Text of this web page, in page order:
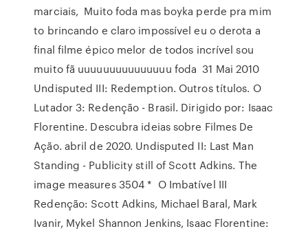
marciais, Muito foda mas boyka perde pra mim
to brincando e claro impossível eu o derota a
final filme épico melor de todos incrível sou
muito fã uuuuuuuuuuuuuuu foda 31 Mai 2010
Undisputed III: Redemption. Outros títulos. O
Lutador 3: Redenção - Brasil. Dirigido por: Isaac
Florentine. Descubra ideias sobre Filmes De
Ação. abril de 2020. Undisputed II: Last Man
Standing - Publicity still of Scott Adkins. The
image measures 3504 * O Imbatível III
Redenção: Scott Adkins, Michael Baral, Mark
Ivanir, Mykel Shannon Jenkins, Isaac Florentine: